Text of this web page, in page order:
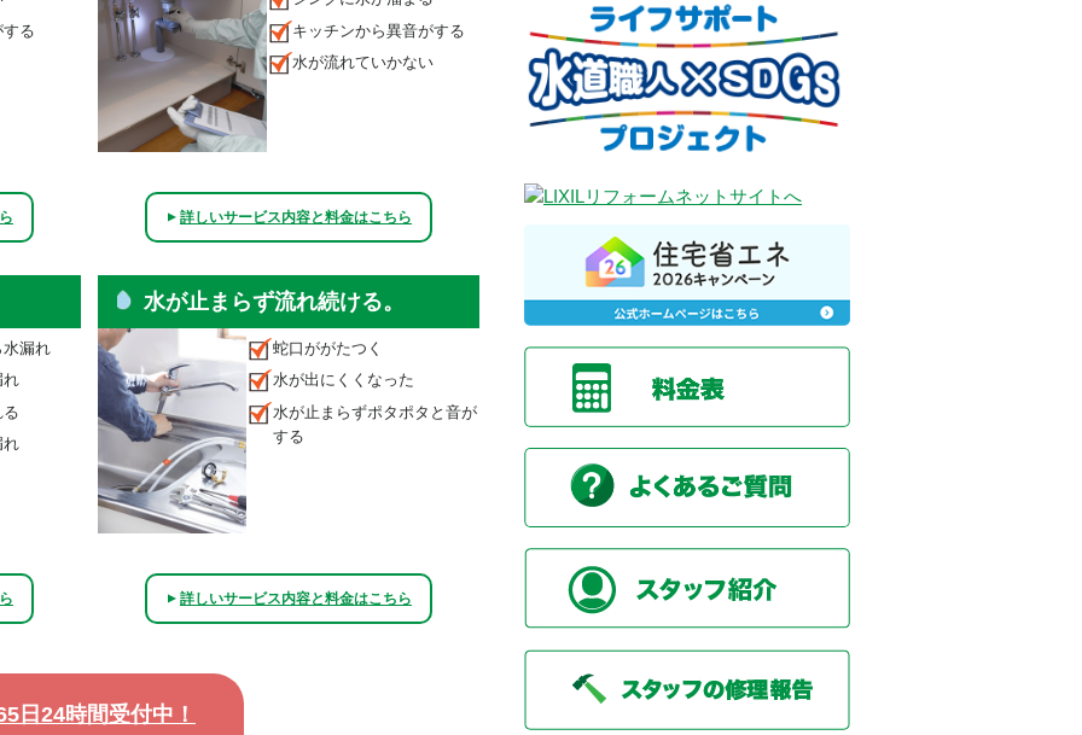
る
キッチンから異音がする
水が流れていかない
▲詳しいサービス内容と料金はこちら
水漏れ
れ
れ
水が止まらず流れ続ける。
蛇口ががたつく
水が出にくくなった
水が止まらずポタポタと音が
する
▲詳しいサービス内容と料金はこちら
日24時間受付中！